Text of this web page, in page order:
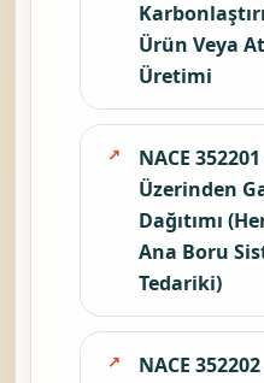
Ürün Veya
Üretimi
NACE
Üzerinden
Dağıtımı
Ana Boru
Tedariki)
NACE